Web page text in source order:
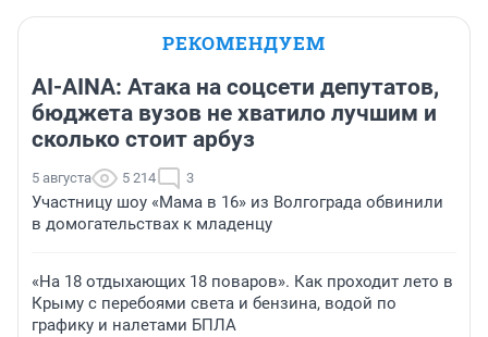
РЕКОМЕНДУЕМ
AI-AINA: Атака на соцсети депутатов,
бюджета вузов не хватило лучшим и
сколько стоит арбуз
5 августа 5 214 3
Участницу шоу «Мама в 16» из Волгограда обвинили
в домогательствах к младенцу
«На 18 отдыхающих 18 поваров». Как проходит лето в
Крыму с перебоями света и бензина, водой по
графику и налетами БПЛА